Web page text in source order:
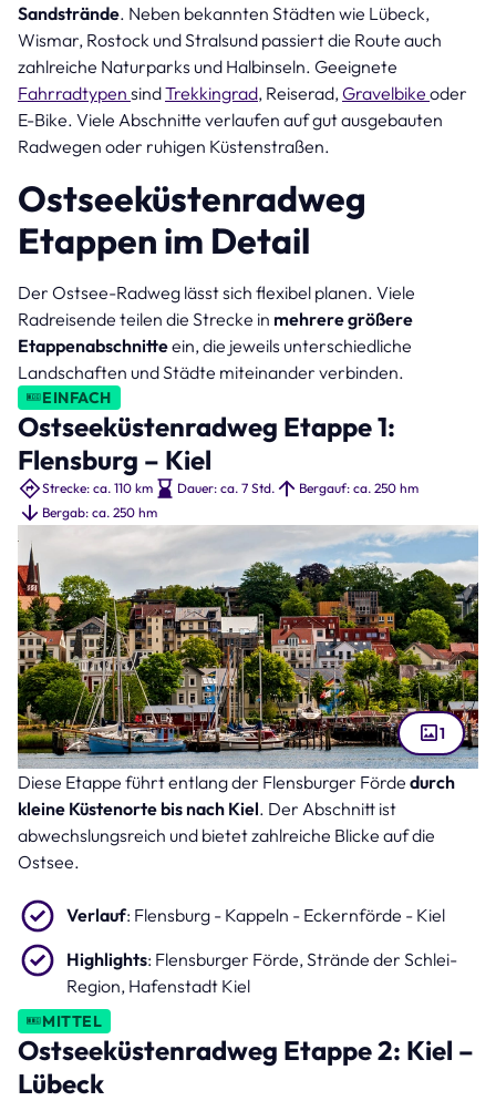
Sandstrände. Neben bekannten Städten wie Lübeck,
Wismar, Rostock und Stralsund passiert die Route auch
zahlreiche Naturparks und Halbinseln. Geeignete
Fahrradtypen sindTrekkingrad, Reiserad, Gravelbike oder
E-Bike. Viele Abschnitte verlaufen auf gut ausgebauten
Radwegen oder ruhigen Küstenstraßen.
Ostseeküstenradweg
Etappen im Detail
Der Ostsee-Radweg lässt sich flexibel planen. Viele
Radreisende teilen die Strecke in mehrere größere
Etappenabschnitteein, die jeweils unterschiedliche
Landschaften und Städte miteinander verbinden.
EINFACH
Ostseeküstenradweg Etappe 1:
Flensburg – Kiel
Strecke: ca. 110 km Dauer: ca. 7 Std.
Bergauf: ca. 250 hm
Bergab: ca. 250 hm
Flensburger Förde (Bild: Frank – stock.adobe.com )
1
Diese Etappe führt entlang der Flensburger Förde durch
kleine Küstenorte bis nach Kiel. Der Abschnitt ist
abwechslungsreich und bietet zahlreiche Blicke auf die
Ostsee.
Verlauf: Flensburg - Kappeln - Eckernförde - Kiel
Highlights: Flensburger Förde, Strände der Schlei-
Region, Hafenstadt Kiel
MITTEL
Ostseeküstenradweg Etappe 2: Kiel –
Lübeck